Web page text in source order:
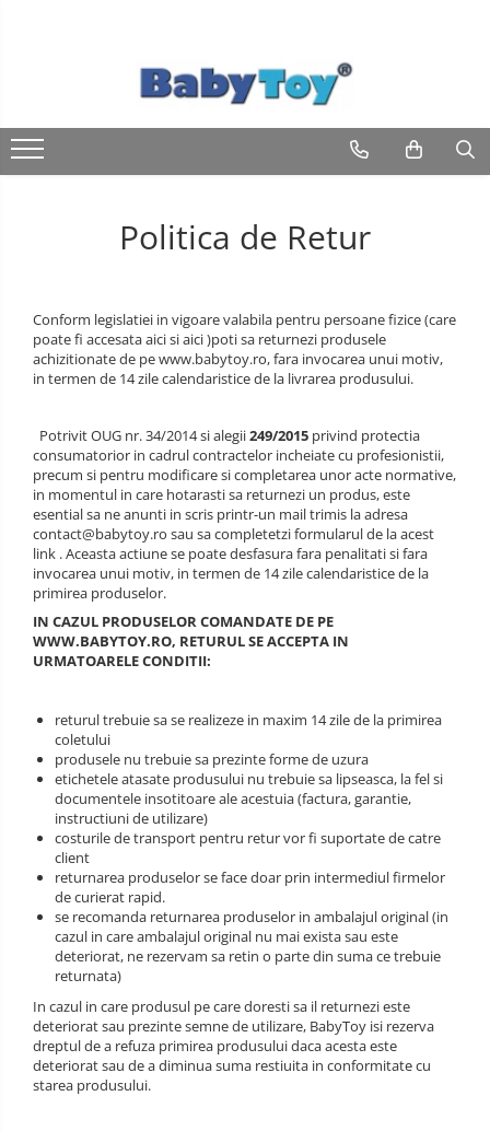
Politica de Retur
Conform legislatiei in vigoare valabila pentru persoane fizice (care
poate fi accesata aici si aici )poti sa returnezi produsele
achizitionate de pe www.babytoy.ro, fara invocarea unui motiv,
in termen de 14 zile calendaristice de la livrarea produsului.
Potrivit OUG nr. 34/2014 si alegii249/2015 privind protectia
consumatorior in cadrul contractelor incheiate cu profesionistii,
precum si pentru modificare si completarea unor acte normative,
in momentul in care hotarasti sa returnezi un produs, este
esential sa ne anunti in scris printr-un mail trimis la adresa
contact@babytoy.ro sau sa completetzi formularul de la acest
link . Aceasta actiune se poate desfasura fara penalitati si fara
invocarea unui motiv, in termen de 14 zile calendaristice de la
primirea produselor.
IN CAZUL PRODUSELOR COMANDATE DE PE
WWW.BABYTOY.RO, RETURUL SE ACCEPTA IN
URMATOARELE CONDITII:
returul trebuie sa se realizeze in maxim 14 zile de la primirea
coletului
produsele nu trebuie sa prezinte forme de uzura
etichetele atasate produsului nu trebuie sa lipseasca, la fel si
documentele insotitoare ale acestuia (factura, garantie,
instructiuni de utilizare)
costurile de transport pentru retur vor fi suportate de catre
client
returnarea produselor se face doar prin intermediul firmelor
de curierat rapid.
se recomanda returnarea produselor in ambalajul original (in
cazul in care ambalajul original nu mai exista sau este
deteriorat, ne rezervam sa retin o parte din suma ce trebuie
returnata)
In cazul in care produsul pe care doresti sa il returnezi este
deteriorat sau prezinte semne de utilizare, BabyToy isi rezerva
dreptul de a refuza primirea produsului daca acesta este
deteriorat sau de a diminua suma restiuita in conformitate cu
starea produsului.